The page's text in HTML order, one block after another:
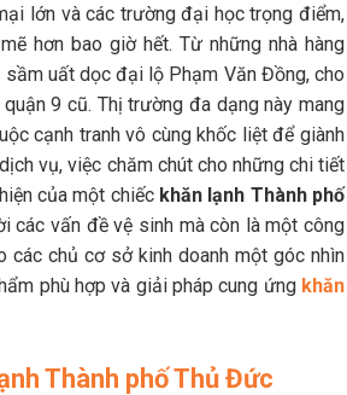
lớn và các trường đại học trọng điểm,
hơn bao giờ hết. Từ những nhà hàng
sầm uất dọc đại lộ Phạm Văn Đồng, cho
9 cũ. Thị trường đa dạng này mang
cạnh tranh vô cùng khốc liệt để giành
vụ, việc chăm chút cho những chi tiết
của một chiếc khăn lạnh Thành phố
các vấn đề vệ sinh mà còn là một công
chủ cơ sở kinh doanh một góc nhìn
phù hợp và giải pháp cung ứng khăn
Thành phố Thủ Đức